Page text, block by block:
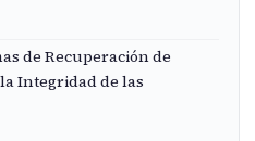
de Recuperación de
Integridad de las